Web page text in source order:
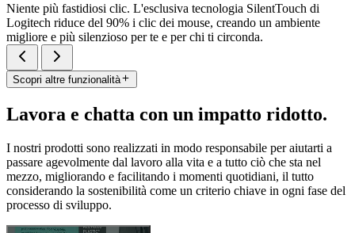
Niente più fastidiosi clic. L'esclusiva tecnologia SilentTouch di
Logitech riduce del 90% i clic dei mouse, creando un ambiente
migliore e più silenzioso per te e per chi ti circonda.
Scopri altre funzionalità
Lavora e chatta con un impatto ridotto.
I nostri prodotti sono realizzati in modo responsabile per aiutarti a
passare agevolmente dal lavoro alla vita e a tutto ciò che sta nel
mezzo, migliorando e facilitando i momenti quotidiani, il tutto
considerando la sostenibilità come un criterio chiave in ogni fase del
processo di sviluppo.